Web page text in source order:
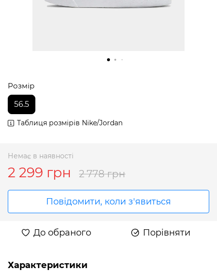
Розмір
56.5
Таблиця розмірів Nike/Jordan
Немає в наявності
2 299 грн 2 778 грн
Повідомити, коли з'явиться
До обраного Порівняти
Характеристики